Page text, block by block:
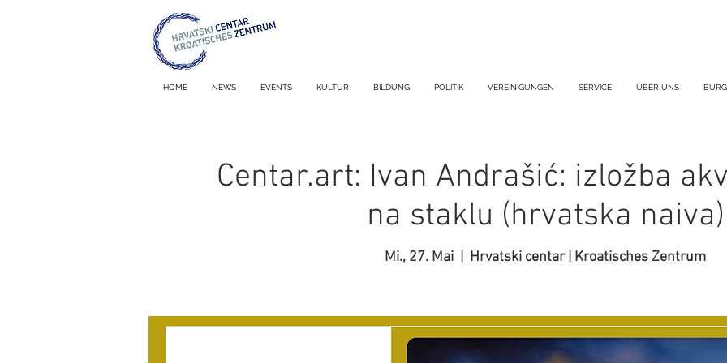
HOME NEWS EVENTS KULTUR BILDUNG POLITIK VEREINIGUNGEN SERVICE ÜBER UNS
Centar.art: Ivan Andrašić: izložba
na staklu (hrvatska naiva)
Mi., 27. Mai Hrvatski centar | Kroatisches Zentrum